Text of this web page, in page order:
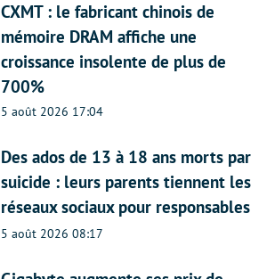
CXMT : le fabricant chinois de
mémoire DRAM affiche une
croissance insolente de plus de
700%
5 août 2026 17:04
Des ados de 13 à 18 ans morts par
suicide : leurs parents tiennent les
réseaux sociaux pour responsables
5 août 2026 08:17